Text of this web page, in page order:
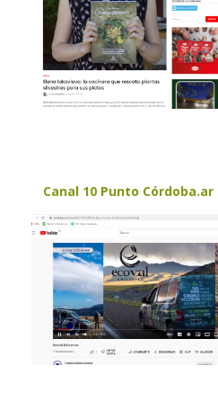
Canal 10 Punto Córdoba.ar